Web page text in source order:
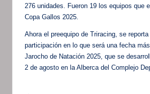
276 unidades. Fueron 19 los equipos que
Copa Gallos 2025.
Ahora el preequipo de Triracing, se
participación en lo que será una fecha
Jarocho de Natación 2025, que se
2 de agosto en la Alberca del Complejo